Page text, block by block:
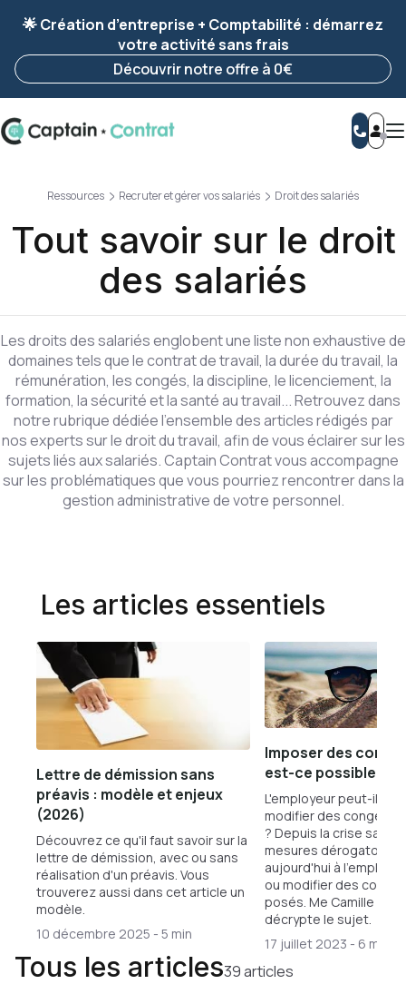
enregistrée 🚀
Reprendre ma démarche
🌟 Création d’entreprise + Comptabilité : démarrez
votre activité sans frais
Découvrir notre offre à 0€
Ressources Recruter et gérer vos salariés Droit des salariés
Tout savoir sur le droit
des salariés
Les droits des salariés englobent une liste non exhaustive de
domaines tels que le contrat de travail, la durée du travail, la
rémunération, les congés, la discipline, le licenciement, la
formation, la sécurité et la santé au travail... Retrouvez dans
notre rubrique dédiée l'ensemble des articles rédigés par
nos experts sur le droit du travail, afin de vous éclairer sur les
sujets liés aux salariés. Captain Contrat vous accompagne
sur les problématiques que vous pourriez rencontrer dans la
gestion administrative de votre personnel.
Les articles essentiels
Lettre de démission sans
préavis : modèle et enjeux
(2026)
Découvrez ce qu'il faut savoir sur la
lettre de démission, avec ou sans
réalisation d'un préavis. Vous
trouverez aussi dans cet article un
modèle.
10 décembre 2025 - 5 min
Imposer des
est-ce possible ?
L'employeur peut-il
modifier des congés
? Depuis la crise
mesures
aujourd'hui à
ou modifier des
posés. Me Camille
décrypte le sujet.
17 juillet 2023 - 6 min
Tous les articles39 articles